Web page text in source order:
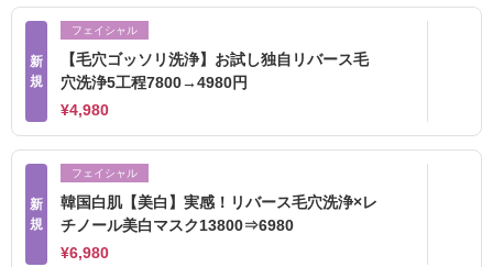
新
規
フェイシャル
【毛穴ゴッソリ洗浄】お試し独自リバース毛
穴洗浄5工程7800→4980円
¥4,980
新
規
フェイシャル
韓国白肌【美白】実感！リバース毛穴洗浄×レ
チノール美白マスク13800⇒6980
¥6,980